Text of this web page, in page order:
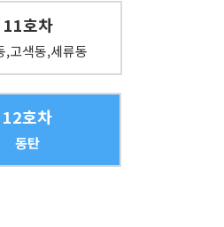
11호차
,고색동,세류동
12호차
동탄